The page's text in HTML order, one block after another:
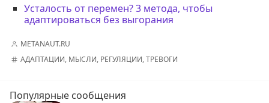
Усталость от перемен? 3 метода, чтобы
адаптироваться без выгорания
METANAUT.RU
АДАПТАЦИИ, МЫСЛИ, РЕГУЛЯЦИИ,ТРЕВОГИ
Популярные сообщения